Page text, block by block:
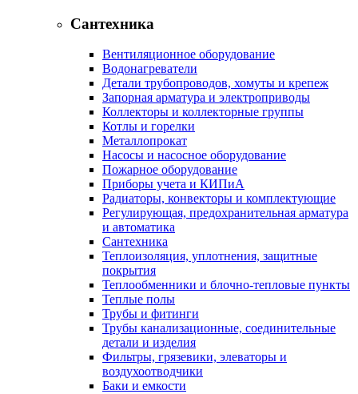
Сантехника
Вентиляционное оборудование
Водонагреватели
Детали трубопроводов, хомуты и крепеж
Запорная арматура и электроприводы
Коллекторы и коллекторные группы
Котлы и горелки
Металлопрокат
Насосы и насосное оборудование
Пожарное оборудование
Приборы учета и КИПиА
Радиаторы, конвекторы и комплектующие
Регулирующая, предохранительная арматура
и автоматика
Сантехника
Теплоизоляция, уплотнения, защитные
покрытия
Теплообменники и блочно-тепловые пункты
Теплые полы
Трубы и фитинги
Трубы канализационные, соединительные
детали и изделия
Фильтры, грязевики, элеваторы и
воздухоотводчики
Баки и емкости